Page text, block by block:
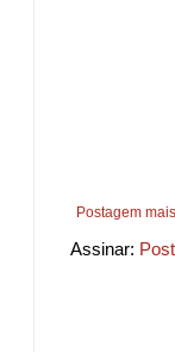
Postagem
Assinar: